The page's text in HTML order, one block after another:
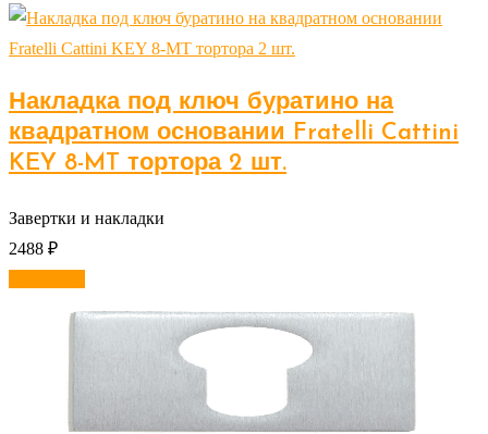
Накладка под ключ буратино на
квадратном основании Fratelli Cattini
KEY 8-MT тортора 2 шт.
Завертки и накладки
2488 ₽